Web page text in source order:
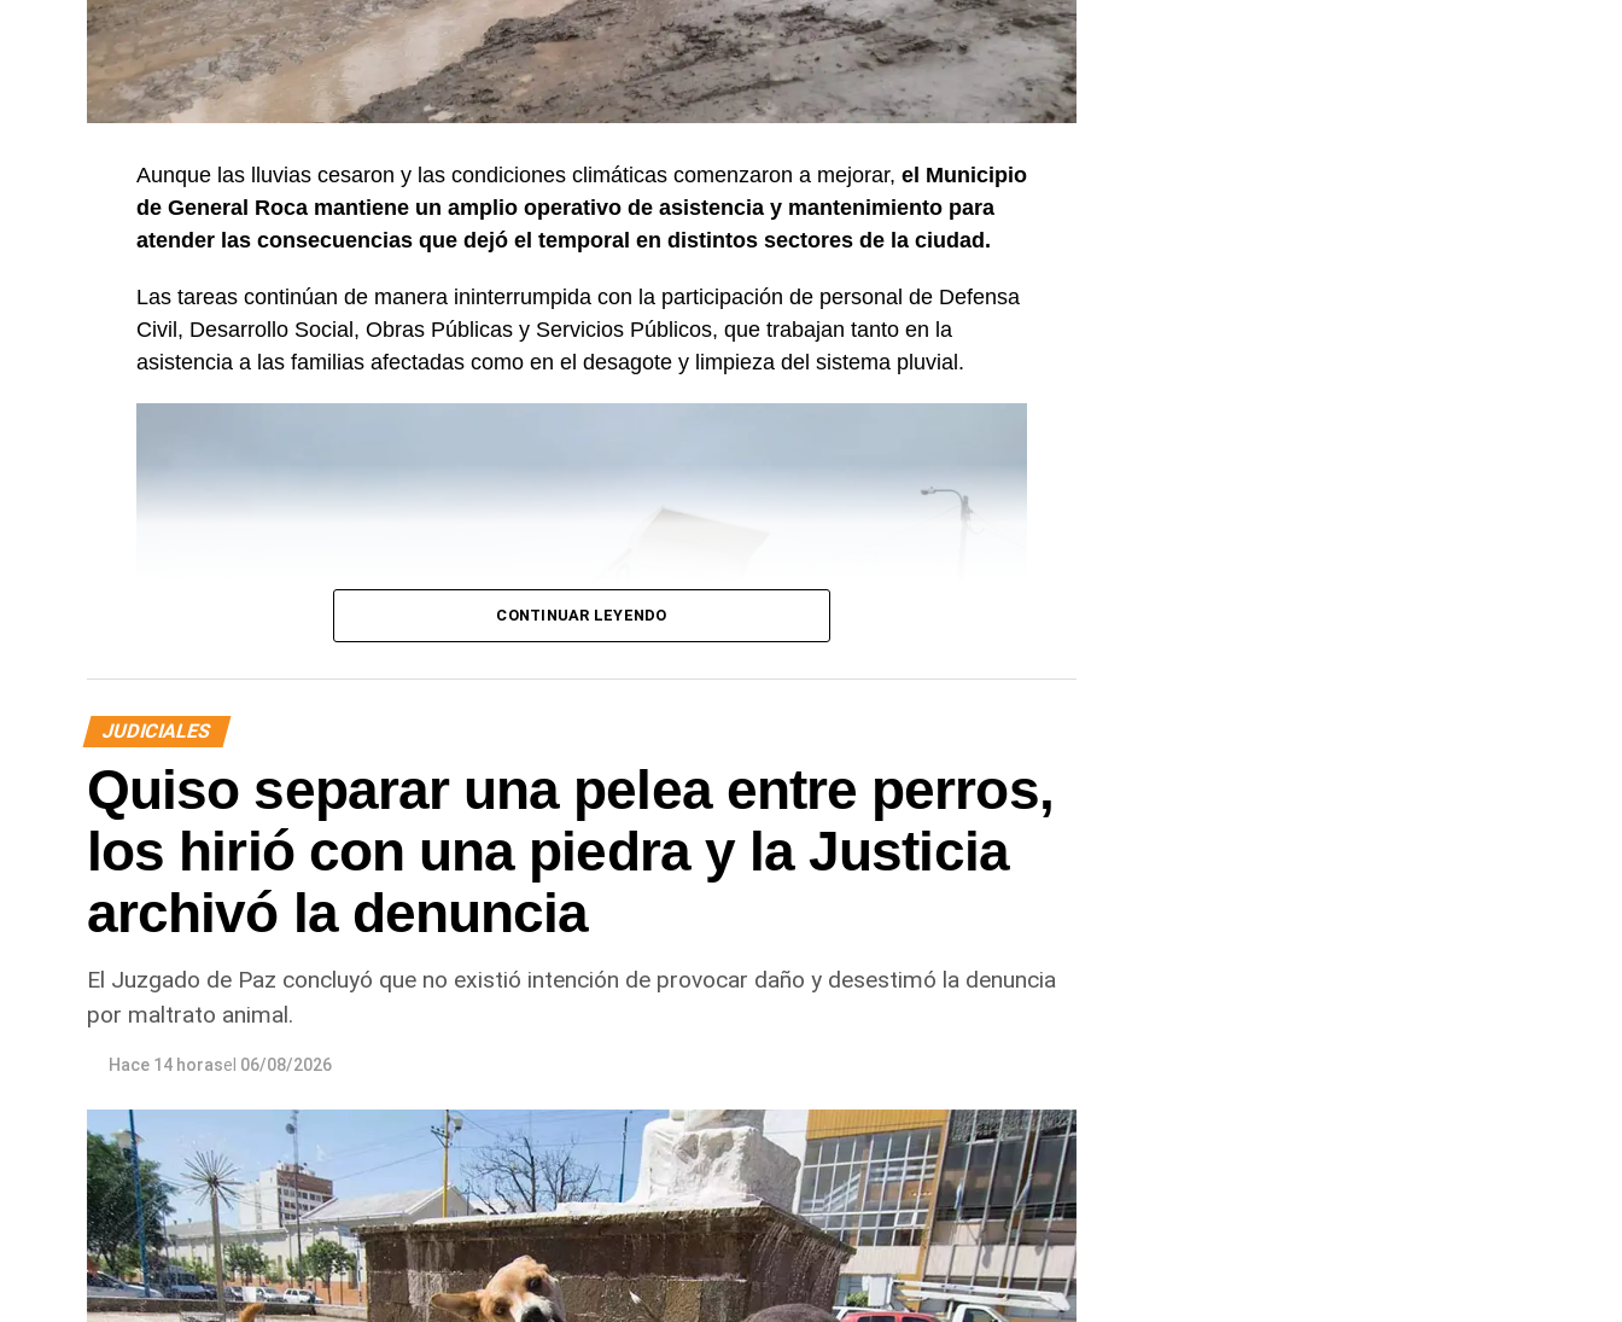
Aunque las lluvias cesaron y las condiciones climáticas comenzaron a mejorar, el Municipio
de General Roca mantiene un amplio operativo de asistencia y mantenimiento para
atender las consecuencias que dejó el temporal en distintos sectores de la ciudad.
Las tareas continúan de manera ininterrumpida con la participación de personal de Defensa
Civil, Desarrollo Social, Obras Públicas y Servicios Públicos, que trabajan tanto en la
asistencia a las familias afectadas como en el desagote y limpieza del sistema pluvial.
Fiske Menuco, Nuevo, Noroeste, Quinta 25, Carlos Soria y Chacramonte, donde se
entregaron nylon, frazadas, colchones, leña y alimentos.
En paralelo, las cuadrillas municipales realizaron la limpieza de alcantarillas y sumideros en
distintos sectores de la ciudad, entre ellos Jujuy y Güemes; Güemes entre Dr. Maradona y
República del Líbano; Carlos Gardel y Rochdale; Rochdale y Australia; Rochdale y Jujuy;
Yrigoyen y Mendoza; Yrigoyen y Avenida Roca; y Chula Vista, casi San Juan.
CONTINUAR LEYENDO
JUDICIALES
Quiso separar una pelea entre perros,
los hirió con una piedra y la Justicia
archivó la denuncia
El Juzgado de Paz concluyó que no existió intención de provocar daño y desestimó la denuncia
por maltrato animal.
Hace 14 horasel 06/08/2026